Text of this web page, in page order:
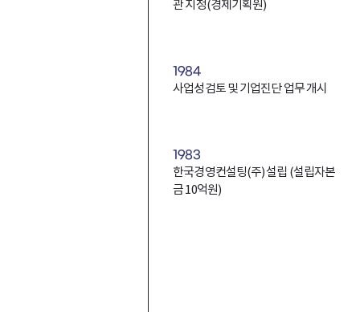
관 지정(경제기획원)
1984
사업성검토 및 기업진단 업무 개시
1983
한국경영컨설팅(주) 설립 (설립자본
금 10억원)